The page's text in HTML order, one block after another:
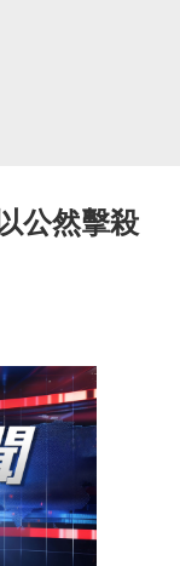
公然擊殺